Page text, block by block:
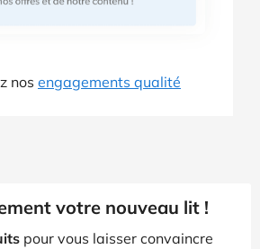
nos engagements qualité
votre nouveau lit !
pour vous laisser convaincre